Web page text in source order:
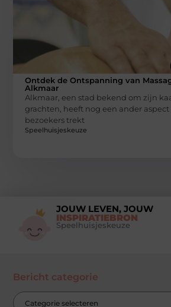
Ontdek de Ontspanning van
Alkmaar
Alkmaar, een stad bekend om zijn
grachten, heeft nog een ander
bezoekers trekt
Speelhuisjeskeuze
JOUW LEVEN, JOUW
INSPIRATIEBRON
Speelhuisjeskeuze
Bericht categorie